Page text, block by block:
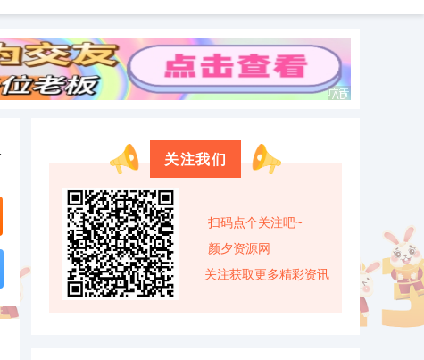
关注我们
扫码点个关注吧~
颜夕资源网
关注获取更多精彩资讯